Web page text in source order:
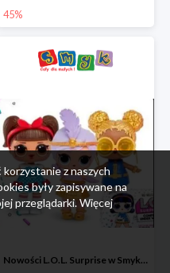
45%
Nowości L.O.L. Surprise w Smyku do -45%
z naszych
były zapisywane na
przeglądarki. Więcej